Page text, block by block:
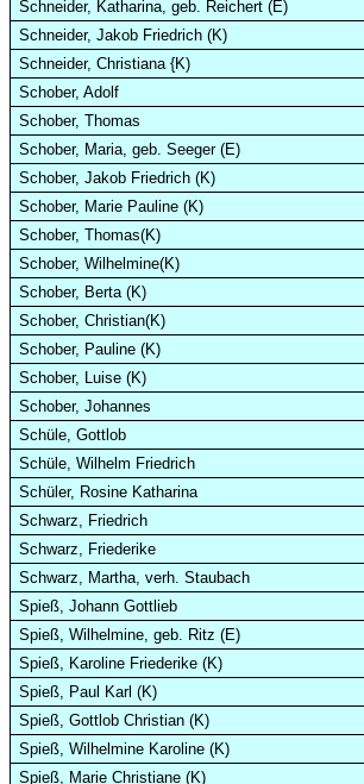
Schneider, Katharina, geb. Reichert (E)
Schneider, Jakob Friedrich (K)
Schneider, Christiana {K)
Schober, Adolf
Schober, Thomas
Schober, Maria, geb. Seeger (E)
Schober, Jakob Friedrich (K)
Schober, Marie Pauline (K)
Schober, Thomas(K)
Schober, Wilhelmine(K)
Schober, Berta (K)
Schober, Christian(K)
Schober, Pauline (K)
Schober, Luise (K)
Schober, Johannes
Schüle, Gottlob
Schüle, Wilhelm Friedrich
Schüler, Rosine Katharina
Schwarz, Friedrich
Schwarz, Friederike
Schwarz, Martha, verh. Staubach
Spieß, Johann Gottlieb
Spieß, Wilhelmine, geb. Ritz (E)
Spieß, Karoline Friederike (K)
Spieß, Paul Karl (K)
Spieß, Gottlob Christian (K)
Spieß, Wilhelmine Karoline (K)
Spieß, Marie Christiane (K)